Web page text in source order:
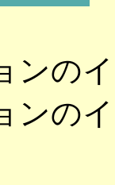
ンの
ンの